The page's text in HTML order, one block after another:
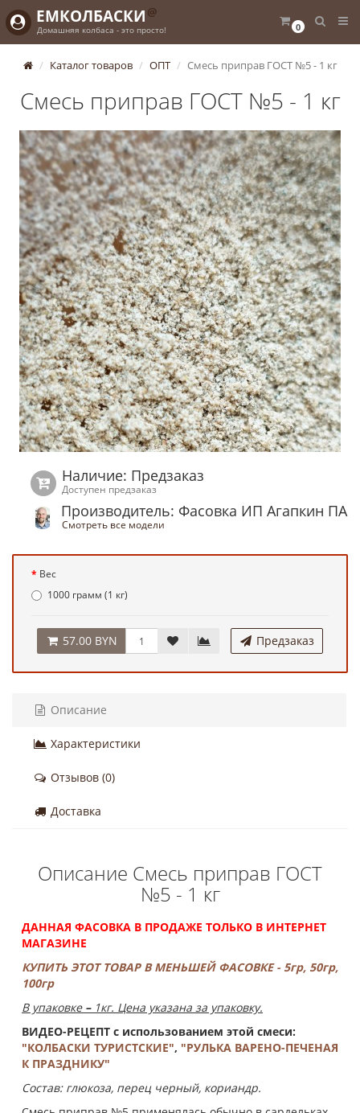
0
ЕМКОЛБАСКИ @
Домашняя колбаса - это просто!
Каталог товаров ОПТ Смесь приправ ГОСТ №5 - 1 кг
Смесь приправ ГОСТ №5 - 1 кг
Наличие: Предзаказ
Доступен предзаказ
Производитель: Фасовка ИП Агапкин ПА
Смотреть все модели
Вес
1000 грамм (1 кг)
57.00 BYN Предзаказ
Описание
Характеристики
Отзывов (0)
Доставка
Описание Смесь приправ ГОСТ
№5 - 1 кг
ДАННАЯ ФАСОВКА В ПРОДАЖЕ ТОЛЬКО В ИНТЕРНЕТ
МАГАЗИНЕ
КУПИТЬ ЭТОТ ТОВАР В МЕНЬШЕЙ ФАСОВКЕ - 5гр, 50гр,
100гр
В упаковке – 1кг. Цена указана за упаковку.
ВИДЕО-РЕЦЕПТ с использованием этой смеси:
"КОЛБАСКИ ТУРИСТСКИЕ", "РУЛЬКА ВАРЕНО-ПЕЧЕНАЯ
К ПРАЗДНИКУ"
Состав: глюкоза, перец черный, кориандр.